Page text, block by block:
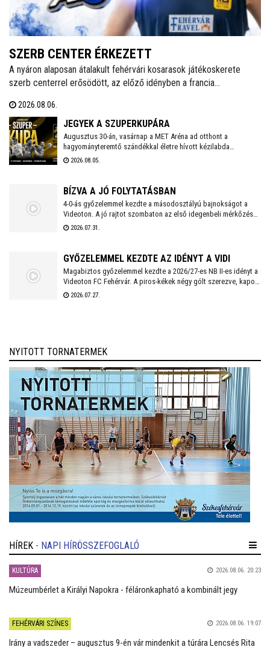
SZERB CENTER ÉRKEZETT
A nyáron alaposan átalakult fehérvári kosarasok játékoskerete
szerb centerrel erősödött, az előző idényben a francia
városába. A klub egy év után elköszönt Carlos Vallejótól, aki a
tavalyi idényben másodedzőként segítette a csapat munkáját.
2026.08.06.
JEGYEK A SZUPERKUPÁRA
Augusztus 30-án, vasárnap a MET Aréna ad otthont a
hagyományteremtő szándékkal életre hívott kézilabda
szuperkupának. A hölgyeknél a Győri Audi ETO és a
kézilabdaünnepre jegyek már kaphatók!
2026.08.05.
BÍZVA A JÓ FOLYTATÁSBAN
4-0-ás győzelemmel kezdte a másodosztályú bajnokságot a
Videoton. A jó rajtot szombaton az első idegenbeli mérkőzés
követi, a tavaly még NB I-es Kazincbarcika otthonában.
2026.07.31.
GYŐZELEMMEL KEZDTE AZ IDÉNYT A VIDI
Magabiztos győzelemmel kezdte a 2026/27-es NB II-es idényt a
Videoton FC Fehérvár. A piros-kékek négy gólt szerezve, kapott
találat nélkül múlták felül a tavalyi szezon negyedik
2026.07.27.
NYITOTT TORNATERMEK
HÍREK - NAPI HÍRÖSSZEFOGLALÓ
KULTÚRA 2026.08.06. 20:23
Múzeumbérlet a Királyi Napokra - féláronkapható a kombinált jegy
FEHÉRVÁRI SZÍNES 2026.08.06. 19:07
Irány a vadszeder – augusztus 9-én vár mindenkit a túrára Lencsés Rita